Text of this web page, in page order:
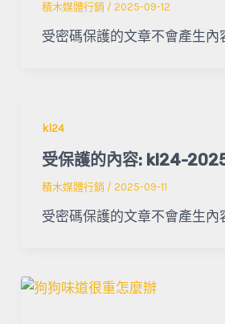
積木媒體行銷 / 2025-09-12
受密碼保護的文章不會產生內
kl24
受保護的內容: kl24-
積木媒體行銷 / 2025-09-11
受密碼保護的文章不會產生內